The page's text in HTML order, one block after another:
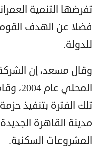
تفرضها التنمية
فضلا عن الهدف
للدولة.
وقال مسعد، إن
تلك الفترة بتنفيذ
مدينة القاهرة
المشروعات السكنية.